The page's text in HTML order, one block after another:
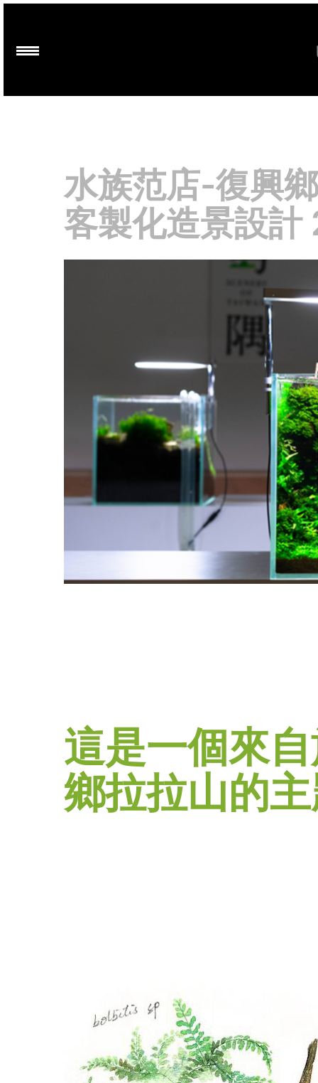
水族范店-復興
客製化造景設
這是一個來
鄉拉拉山的